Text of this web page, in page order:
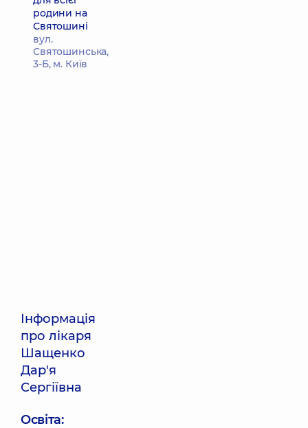
родини на
Святошині
вул.
Святошинська,
3-Б, м. Київ
Інформація
про лікаря
Шащенко
Дар'я
Сергіївна
Освіта: